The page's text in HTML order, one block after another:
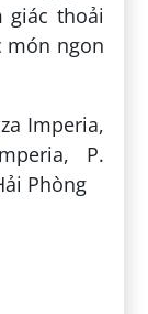
giác thoải
món ngon
Imperia,
P.
Phòng